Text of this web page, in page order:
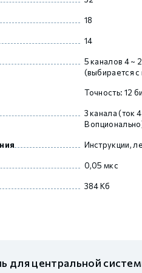
18
14
5 каналов 4 ~
(выбирается
Точность: 12
3 канала (ток
В
Инструкции,
0,05 мкс
384 Кб
для центральной